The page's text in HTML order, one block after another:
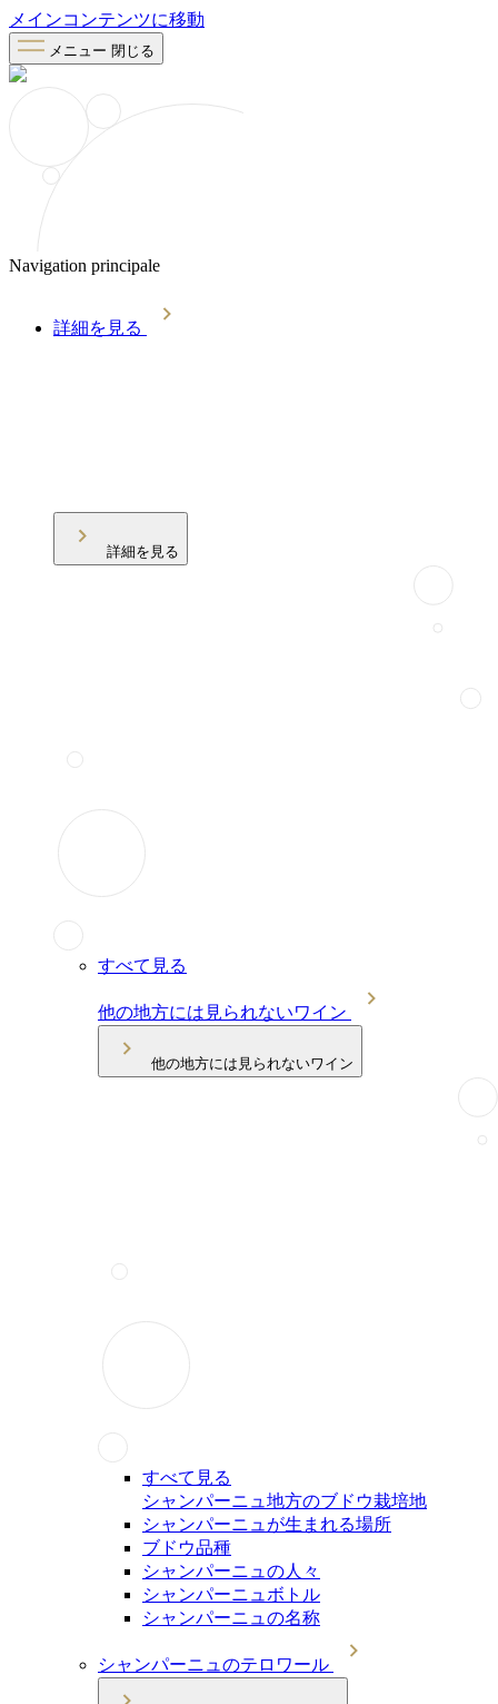
メインコンテンツに移動
メニュー 閉じる
Navigation principale
詳細を見る
詳細を見る
すべて見る
他の地方には見られないワイン
他の地方には見られないワイン
すべて見る
シャンパーニュ地方のブドウ栽培地
シャンパーニュが生まれる場所
ブドウ品種
シャンパーニュの人々
シャンパーニュボトル
シャンパーニュの名称
シャンパーニュのテロワール